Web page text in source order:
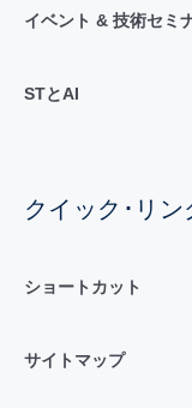
イベント & 技術セミ
STとAI
クイック･リン
ショートカット
サイトマップ